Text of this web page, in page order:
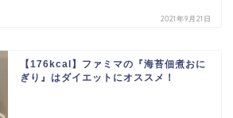
2021年9月21日
【176kcal】ファミマの『海苔佃煮おに
ぎり』はダイエットにオススメ！